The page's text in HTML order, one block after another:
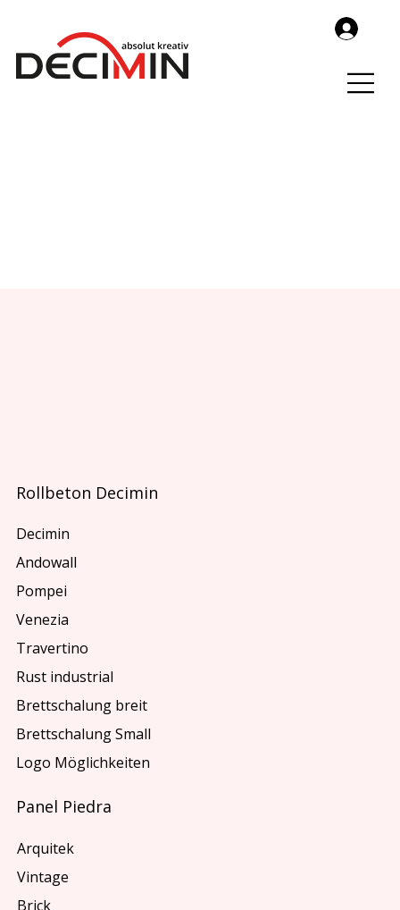
Rollbeton Decimin
Decimin
Andowall
Pompei
Venezia
Travertino
Rust industrial
Brettschalung breit
Brettschalung Small
Logo Möglichkeiten
Panel Piedra
Arquitek
Vintage
Brick